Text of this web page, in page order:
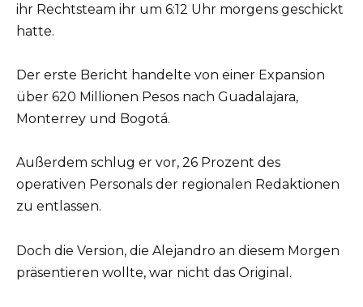
ihr Rechtsteam ihr um 6:12 Uhr morgens geschickt
hatte.
Der erste Bericht handelte von einer Expansion
über 620 Millionen Pesos nach Guadalajara,
Monterrey und Bogotá.
Außerdem schlug er vor, 26 Prozent des
operativen Personals der regionalen Redaktionen
zu entlassen.
Doch die Version, die Alejandro an diesem Morgen
präsentieren wollte, war nicht das Original.